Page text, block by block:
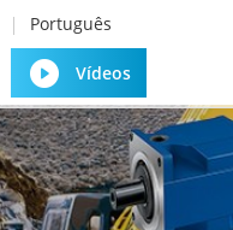
Português
Vídeos